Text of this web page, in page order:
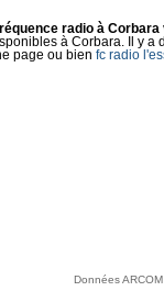
radio à Corbara
à Corbara. Il y
page ou bien fc radio
Données